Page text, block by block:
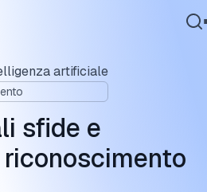
artificiale
sfide e
improprio
reali